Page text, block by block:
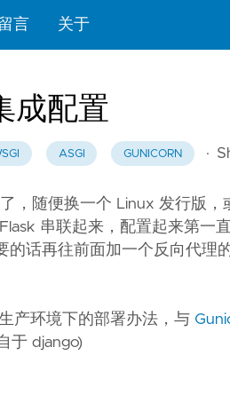
言 关于
成配置
ASGI GUNICORN ·
，随便换一个 Linux 发行版
串联起来，配置起来第一
话再往前面加一个反向代理
产环境下的部署办法，与
于 django)